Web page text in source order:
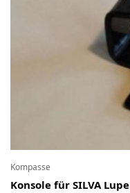
Kompasse
Konsole für SILVA Lupe